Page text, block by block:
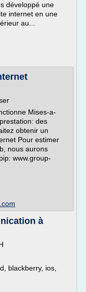
développé une
internet en une
au...
Mises-a-
des
obtenir un
Pour estimer
nous aurons
www.group-
à
blackberry, ios,